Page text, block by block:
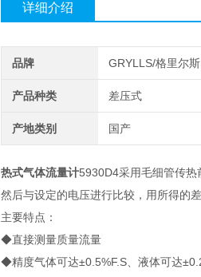
详细介绍
品牌 GRYLLS/格里尔斯
产品种类 差压式
产地类别 国产
热式气体流量计5930D4采用毛细管传
然后与设定的电压进行比较，用所得的
主要特点：
◆直接测量质量流量
◆精度气体可达±0.5%F.S、液体可达